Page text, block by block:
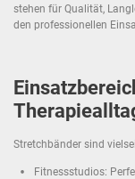
stehen für Qualität,
den professionellen
Stretchbänder sind
Fitnessstudios: